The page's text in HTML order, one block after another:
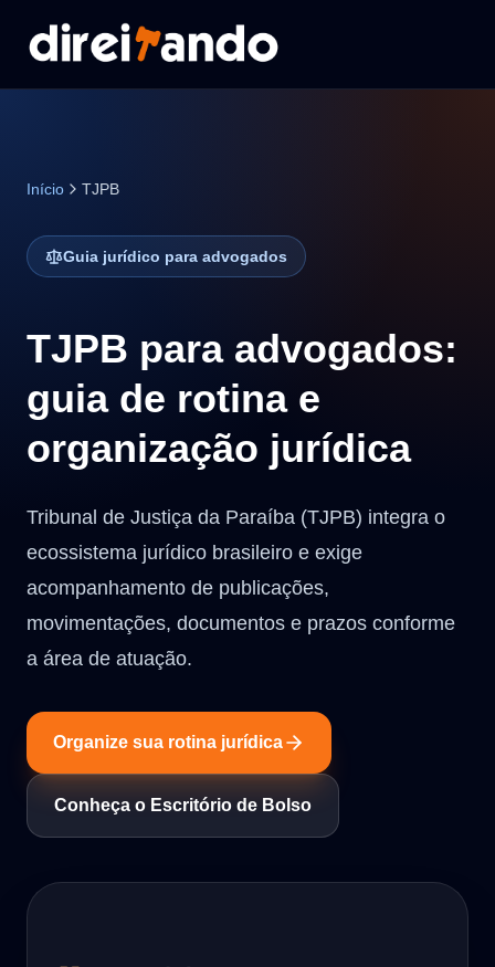
Início TJPB
Guia jurídico para advogados
TJPB para advogados:
guia de rotina e
organização jurídica
Tribunal de Justiça da Paraíba (TJPB) integra o
ecossistema jurídico brasileiro e exige
acompanhamento de publicações,
movimentações, documentos e prazos conforme
a área de atuação.
Organize sua rotina jurídica
Conheça o Escritório de Bolso